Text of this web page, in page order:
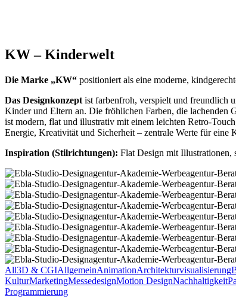
KW – Kinderwelt
Die Marke „KW“ positioniert als eine moderne,
Das Designkonzept ist farbenfroh, verspielt und freundlich
Kinder und Eltern an. Die fröhlichen Farben, die lachenden
ist modern, flat und illustrativ mit einem leichten Retro-
Energie, Kreativität und Sicherheit – zentrale Werte für eine
Inspiration (Stilrichtungen): Flat Design mit Illustrationen,
(10)
(9)
(1)
(2)
(3)
(4)
(5)
(7)
(8)
All3D & CGIAllgemeinAnimationArchitekturvisualisierung
KulturMarketingMessedesignMotion DesignNachhaltigkeit
Programmierung